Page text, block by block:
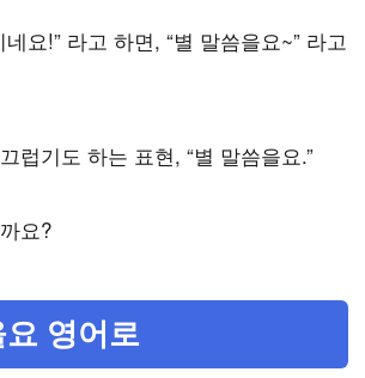
요!” 라고 하면, “별 말씀을요~” 라고
럽기도 하는 표현, “별 말씀을요.”
요?
영어로